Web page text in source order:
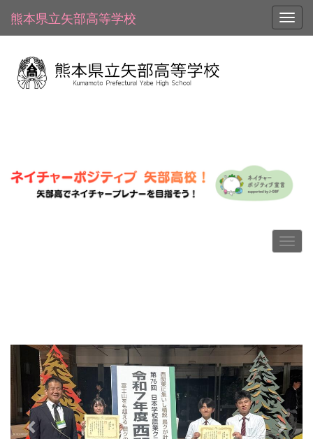
熊本県立矢部高等学校
o
u
s